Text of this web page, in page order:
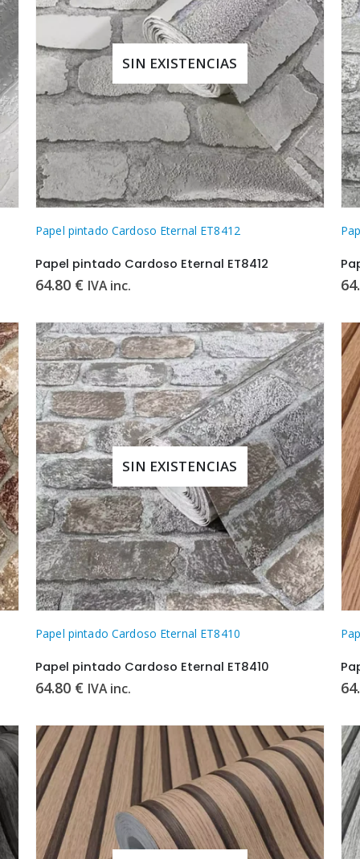
SIN EXISTENCIAS
Papel pintado Cardoso Eternal ET8412
Papel pintado Cardoso Eternal ET8412
64.80 € IVA inc.
SIN EXISTENCIAS
Papel pintado Cardoso Eternal ET8410
Papel pintado Cardoso Eternal ET8410
64.80 € IVA inc.